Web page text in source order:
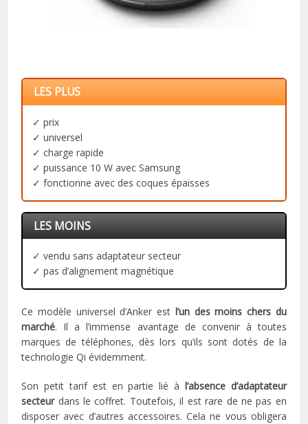
LES PLUS
✓ prix
✓ universel
✓ charge rapide
✓ puissance 10 W avec Samsung
✓ fonctionne avec des coques épaisses
LES MOINS
✓ vendu sans adaptateur secteur
✓ pas d’alignement magnétique
Ce modèle universel d’Anker est l’un des moins chers du
marché. Il a l’immense avantage de convenir à toutes
marques de téléphones, dès lors qu’ils sont dotés de la
technologie Qi évidemment.
Son petit tarif est en partie lié à l’absence d’adaptateur
secteurdans le coffret. Toutefois, il est rare de ne pas en
disposer avec d’autres accessoires. Cela ne vous obligera